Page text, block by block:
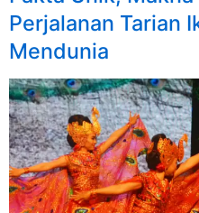
Perjalanan Tarian
Mendunia